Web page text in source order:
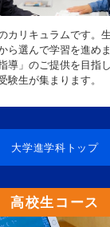
カリキュラムです。
ら選んで学習を進め
導」のご提供を目指
験生が集まります。
大学進学科トップ
高校生コース